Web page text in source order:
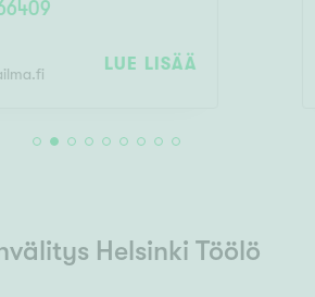
LUE LISÄÄ
Helsinki Töölö